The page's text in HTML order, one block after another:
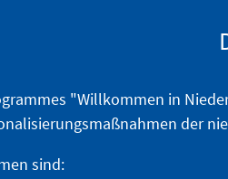
"Willkommen in
der
sind: